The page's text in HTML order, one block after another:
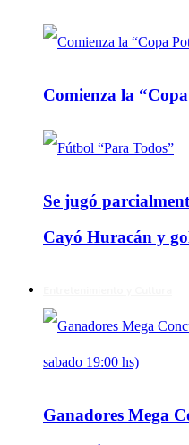
Comienza la
Se jugó
Cayó Huracán y
Ganadores Mega